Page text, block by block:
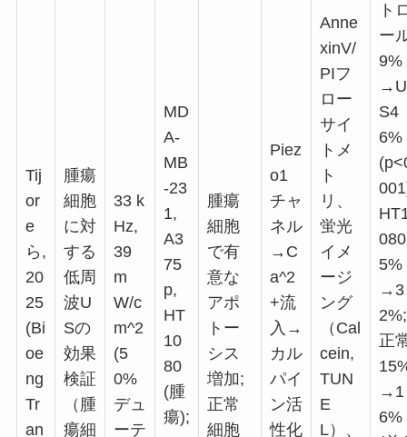
Tij
or
e
ら,
20
25
(Bi
oe
ng
Tr
an
腫瘍
細胞
に対
する
低周
波U
Sの
効果
検証
（腫
瘍細
33 k
Hz,
39
m
W/c
m^2
(5
0%
デュ
ーテ
MD
A-
MB
-23
1,
A3
75
p,
HT
10
80
(腫
瘍);
腫瘍
細胞
で有
意な
アポ
トー
シス
増加;
正常
細胞
Piez
o1
チャ
ネル
→C
a^2
+流
入→
カル
パイ
ン活
性化
Anne
xinV/
PIフ
ロー
サイ
トメ
ト
リ、
蛍光
イメ
ージ
ング
（Cal
cein,
TUN
E
L）、
ト
ー
9%
→U
S4
6%
5%
→3
2%;
正
→1
6%